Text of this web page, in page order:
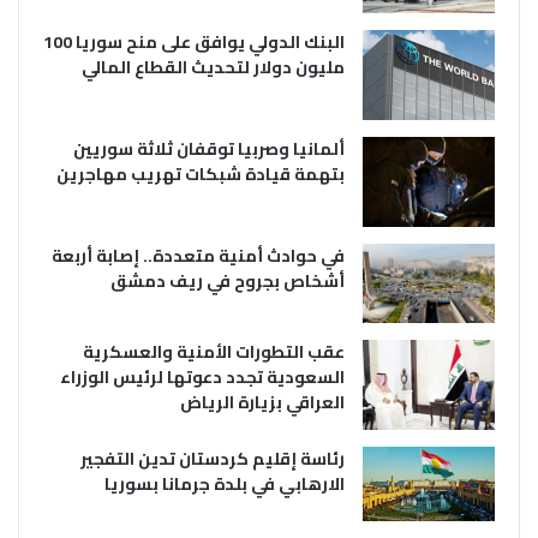
البنك الدولي يوافق على منح سوريا 100
مليون دولار لتحديث القطاع المالي
ألمانيا وصربيا توقفان ثلاثة سوريين
بتهمة قيادة شبكات تهريب مهاجرين
في حوادث أمنية متعددة.. إصابة أربعة
أشخاص بجروح في ريف دمشق
عقب التطورات الأمنية والعسكرية
السعودية تجدد دعوتها لرئيس الوزراء
العراقي بزيارة الرياض
رئاسة إقليم كردستان تدين التفجير
الارهابي في بلدة جرمانا بسوريا